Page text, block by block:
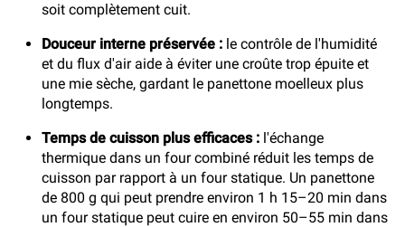
soit complètement cuit.
Douceur interne préservée : le contrôle de l'humidité
et du flux d'air aide à éviter une croûte trop épuite et
une mie sèche, gardant le panettone moelleux plus
longtemps.
Temps de cuisson plus efficaces : l'échange
thermique dans un four combiné réduit les temps de
cuisson par rapport à un four statique. Un panettone
de 800 g qui peut prendre environ 1 h 15–20 min dans
un four statique peut cuire en environ 50–55 min dans